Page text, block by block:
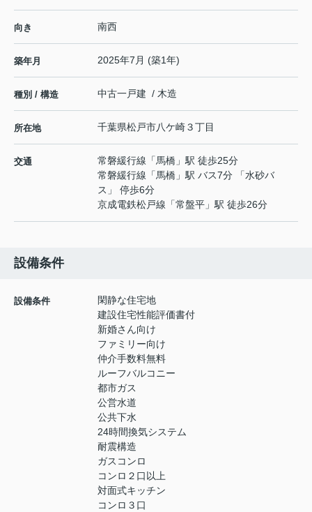
向き 南西
築年月 2025年7月 (築1年)
種別 / 構造 中古一戸建 / 木造
所在地 千葉県松戸市八ケ崎３丁目
交通 常磐緩行線 「馬橋 」駅 徒歩25分
常磐緩行線 「馬橋 」駅 バス7分 「水砂バ
ス」 停歩6分
京成電鉄松戸線 「常盤平 」駅 徒歩26分
設備条件
設備条件
閑静な住宅地
建設住宅性能評価書付
新婚さん向け
ファミリー向け
仲介手数料無料
ルーフバルコニー
都市ガス
公営水道
公共下水
24時間換気システム
耐震構造
ガスコンロ
コンロ２口以上
対面式キッチン
コンロ３口